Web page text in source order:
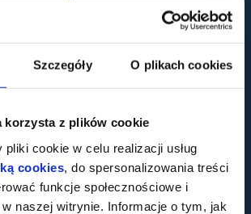
Szczegóły O plikach cookies
korzysta z plików cookie
cookie w celu realizacji usług
cookies , do spersonalizowania treści
funkcje społecznościowe i
naszej witrynie. Informacje o tym, jak
STRING
kup bilet
SŁONECZNI CHŁOPCY
12.08.2026, Warszawa
kup bilet